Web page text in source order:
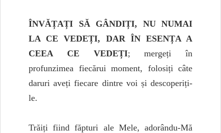
ÎNVĂȚAȚI SĂ GÂNDIȚI, NU NUMAI
LA CE VEDEȚI, DAR ÎN ESENȚA A
CEEA CE VEDEȚI; mergeți în
profunzimea fiecărui moment, folosiți câte
daruri aveți fiecare dintre voi și descoperiți-
le.
Trăiți fiind făpturi ale Mele, adorându-Mă